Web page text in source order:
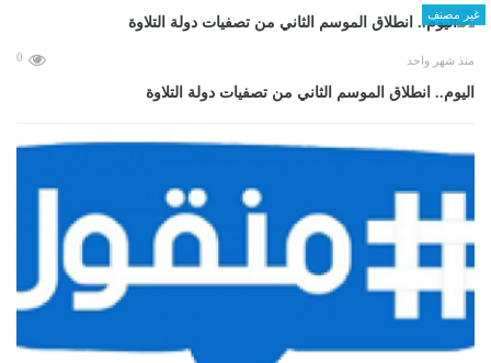
غير مصنف
منذ شهر واحد 0
اليوم.. انطلاق الموسم الثاني من تصفيات دولة التلاوة